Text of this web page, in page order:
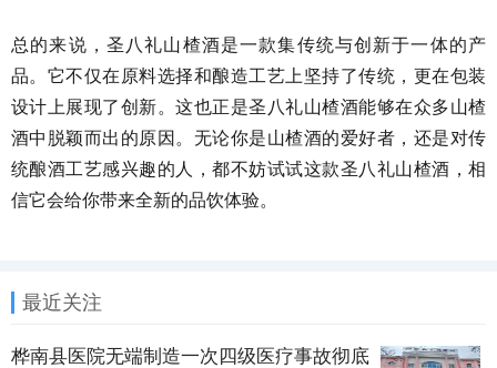
总的来说，圣八礼山楂酒是一款集传统与创新于一体的产
品。它不仅在原料选择和酿造工艺上坚持了传统，更在包装
设计上展现了创新。这也正是圣八礼山楂酒能够在众多山楂
酒中脱颖而出的原因。无论你是山楂酒的爱好者，还是对传
统酿酒工艺感兴趣的人，都不妨试试这款圣八礼山楂酒，相
信它会给你带来全新的品饮体验。
最近关注
桦南县医院无端制造一次四级医疗事故彻底